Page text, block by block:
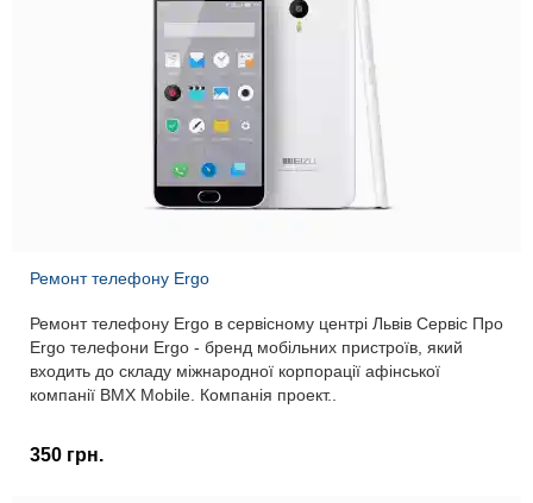
Ремонт телефону Ergo
Ремонт телефону Ergo в сервісному центрі Львів Сервіс Про
Ergo телефони Ergo - бренд мобільних пристроїв, який
входить до складу міжнародної корпорації афінської
компанії BMX Mobile. Компанія проект..
350 грн.